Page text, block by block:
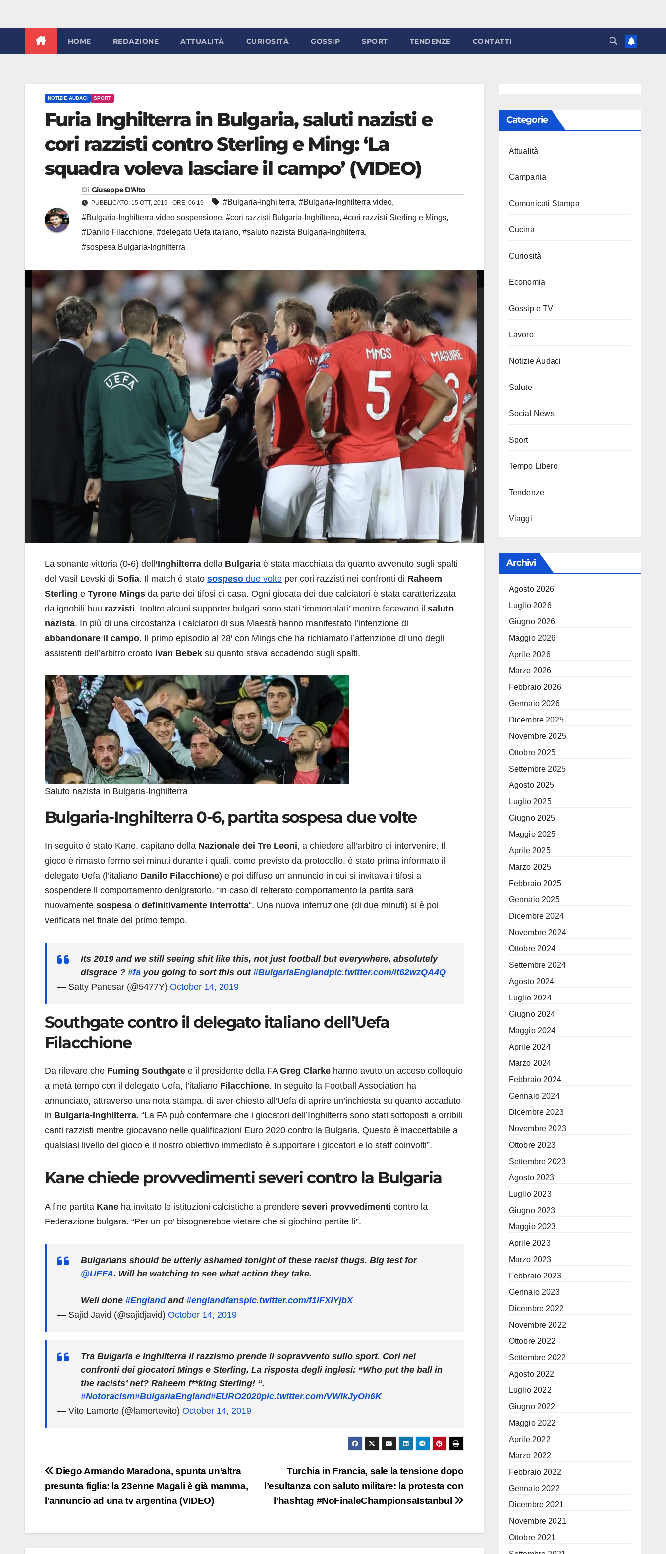
HOME REDAZIONE ATTUALITÀ CURIOSITÀ GOSSIP SPORT TENDENZE CONTATTI
NOTIZIE AUDACI SPORT
Furia Inghilterra in Bulgaria, saluti nazisti e
cori razzisti contro Sterling e Ming: ‘La
squadra voleva lasciare il campo’ (VIDEO)
Di Giuseppe D'Alto
PUBBLICATO: 15 OTT, 2019 - ORE: 06:19 #Bulgaria-Inghilterra, #Bulgaria-Inghilterra video,
#Bulgaria-Inghilterra video sospensione, #cori razzisti Bulgaria-Inghilterra, #cori razzisti Sterling e Mings,
#Danilo Filacchione, #delegato Uefa italiano, #saluto nazista Bulgaria-Inghilterra,
#sospesa Bulgaria-Inghilterra
La sonante vittoria (0-6) dell ‘Inghilterra della Bulgaria è stata macchiata da quanto avvenuto sugli spalti
del Vasil Levski di Sofia. Il match è stato sospeso due volte per cori razzisti nei confronti di Raheem
Sterling e Tyrone Mings da parte dei tifosi di casa. Ogni giocata dei due calciatori è stata caratterizzata
da ignobili buu razzisti. Inoltre alcuni supporter bulgari sono stati ‘immortalati’ mentre facevano il saluto
nazista. In più di una circostanza i calciatori di sua Maestà hanno manifestato l’intenzione di
abbandonare il campo. Il primo episodio al 28′ con Mings che ha richiamato l’attenzione di uno degli
assistenti dell’arbitro croato Ivan Bebek su quanto stava accadendo sugli spalti.
Saluto nazista in Bulgaria-Inghilterra
Bulgaria-Inghilterra 0-6, partita sospesa due volte
In seguito è stato Kane, capitano della Nazionale dei Tre Leoni, a chiedere all’arbitro di intervenire. Il
gioco è rimasto fermo sei minuti durante i quali, come previsto da protocollo, è stato prima informato il
delegato Uefa (l’italiano Danilo Filacchione) e poi diffuso un annuncio in cui si invitava i tifosi a
sospendere il comportamento denigratorio. “In caso di reiterato comportamento la partita sarà
nuovamente sospesa o definitivamente interrotta“. Una nuova interruzione (di due minuti) si è poi
verificata nel finale del primo tempo.
Its 2019 and we still seeing shit like this, not just football but everywhere, absolutely
disgrace ? #fa you going to sort this out #BulgariaEnglandpic.twitter.com/it62wzQA4Q
— Satty Panesar (@5477Y) October 14, 2019
Southgate contro il delegato italiano dell’Uefa
Filacchione
Da rilevare che Fuming Southgate e il presidente della FA Greg Clarke hanno avuto un acceso colloquio
a metà tempo con il delegato Uefa, l’italiano Filacchione. In seguito la Football Association ha
annunciato, attraverso una nota stampa, di aver chiesto all’Uefa di aprire un’inchiesta su quanto accaduto
in Bulgaria-Inghilterra. “La FA può confermare che i giocatori dell’Inghilterra sono stati sottoposti a orribili
canti razzisti mentre giocavano nelle qualificazioni Euro 2020 contro la Bulgaria. Questo è inaccettabile a
qualsiasi livello del gioco e il nostro obiettivo immediato è supportare i giocatori e lo staff coinvolti”.
Kane chiede provvedimenti severi contro la Bulgaria
A fine partita Kane ha invitato le istituzioni calcistiche a prendere severi provvedimenti contro la
Federazione bulgara. “Per un po’ bisognerebbe vietare che si giochino partite lì”.
Bulgarians should be utterly ashamed tonight of these racist thugs. Big test for
@UEFA. Will be watching to see what action they take.
Well done #Englandand #englandfanspic.twitter.com/f1lFXIYjbX
— Sajid Javid (@sajidjavid) October 14, 2019
Tra Bulgaria e Inghilterra il razzismo prende il sopravvento sullo sport. Cori nei
confronti dei giocatori Mings e Sterling. La risposta degli inglesi: “Who put the ball in
the racists’ net? Raheem f**king Sterling! “.
#Notoracism#BulgariaEngland#EURO2020pic.twitter.com/VWIkJyOh6K
— Vito Lamorte (@lamortevito) October 14, 2019
Navigazione
articoli
Turchia in Francia, sale la tensione dopo
l’esultanza con saluto militare: la protesta con
l’hashtag #NoFinaleChampionsaIstanbul
Diego Armando Maradona, spunta un’altra
presunta figlia: la 23enne Magali è già mamma,
l’annuncio ad una tv argentina (VIDEO)
Categorie
Attualità
Campania
Comunicati Stampa
Cucina
Curiosità
Economia
Gossip e TV
Lavoro
Notizie Audaci
Salute
Social News
Sport
Tempo Libero
Tendenze
Viaggi
Archivi
Agosto 2026
Luglio 2026
Giugno 2026
Maggio 2026
Aprile 2026
Marzo 2026
Febbraio 2026
Gennaio 2026
Dicembre 2025
Novembre 2025
Ottobre 2025
Settembre 2025
Agosto 2025
Luglio 2025
Giugno 2025
Maggio 2025
Aprile 2025
Marzo 2025
Febbraio 2025
Gennaio 2025
Dicembre 2024
Novembre 2024
Ottobre 2024
Settembre 2024
Agosto 2024
Luglio 2024
Giugno 2024
Maggio 2024
Aprile 2024
Marzo 2024
Febbraio 2024
Gennaio 2024
Dicembre 2023
Novembre 2023
Ottobre 2023
Settembre 2023
Agosto 2023
Luglio 2023
Giugno 2023
Maggio 2023
Aprile 2023
Marzo 2023
Febbraio 2023
Gennaio 2023
Dicembre 2022
Novembre 2022
Ottobre 2022
Settembre 2022
Agosto 2022
Luglio 2022
Giugno 2022
Maggio 2022
Aprile 2022
Marzo 2022
Febbraio 2022
Gennaio 2022
Dicembre 2021
Novembre 2021
Ottobre 2021